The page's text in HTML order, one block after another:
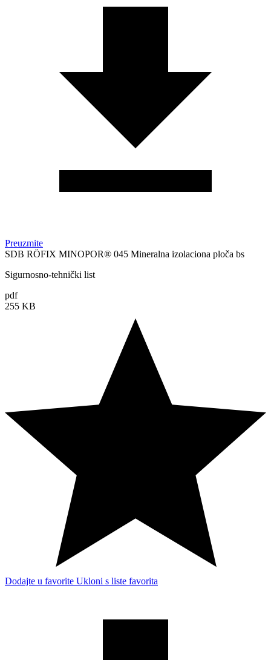
Preuzmite
SDB RÖFIX MINOPOR® 045 Mineralna izolaciona ploča bs
Sigurnosno-tehnički list
pdf
255 KB
Dodajte u favorite Ukloni s liste favorita